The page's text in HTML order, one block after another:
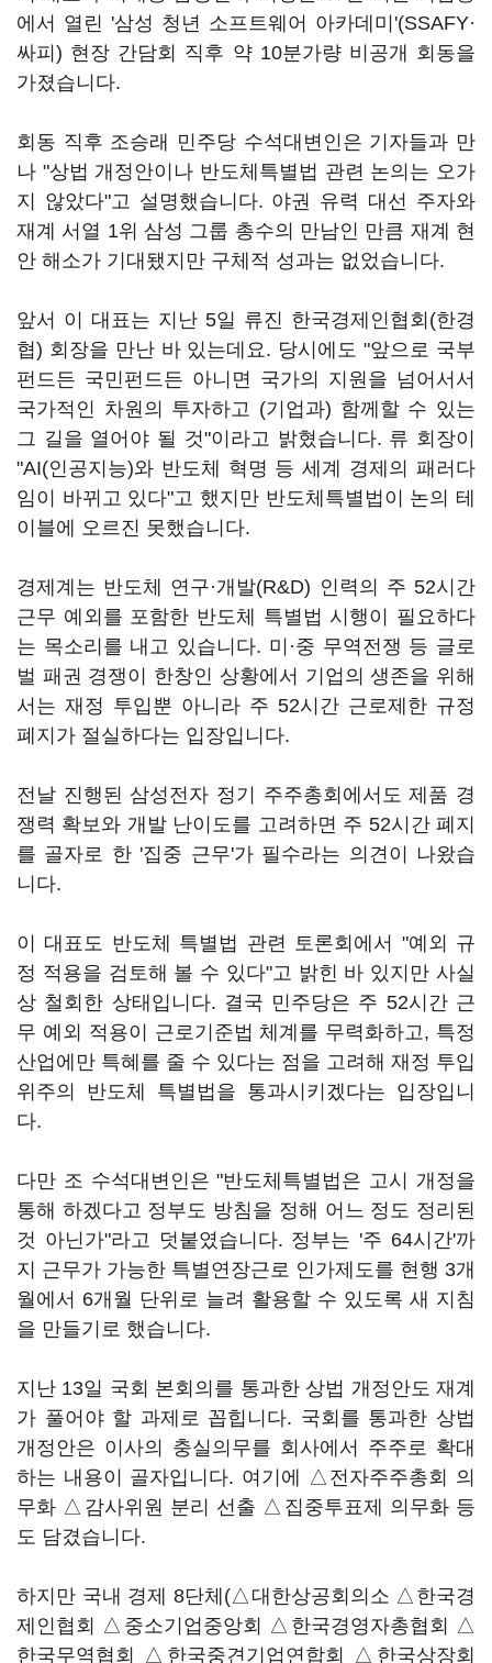
에서 열린 '삼성 청년 소프트웨어 아카데미'(SSAFY·
싸피) 현장 간담회 직후 약 10분가량 비공개 회동을
가졌습니다.
회동 직후 조승래 민주당 수석대변인은 기자들과 만
나 "상법 개정안이나 반도체특별법 관련 논의는 오가
지 않았다"고 설명했습니다. 야권 유력 대선 주자와
재계 서열 1위 삼성 그룹 총수의 만남인 만큼 재계 현
안 해소가 기대됐지만 구체적 성과는 없었습니다.
앞서 이 대표는 지난 5일 류진 한국경제인협회(한경
협) 회장을 만난 바 있는데요. 당시에도 "앞으로 국부
펀드든 국민펀드든 아니면 국가의 지원을 넘어서서
국가적인 차원의 투자하고 (기업과) 함께할 수 있는
그 길을 열어야 될 것"이라고 밝혔습니다. 류 회장이
"AI(인공지능)와 반도체 혁명 등 세계 경제의 패러다
임이 바뀌고 있다"고 했지만 반도체특별법이 논의 테
이블에 오르진 못했습니다.
경제계는 반도체 연구·개발(R&D) 인력의 주 52시간
근무 예외를 포함한 반도체 특별법 시행이 필요하다
는 목소리를 내고 있습니다. 미·중 무역전쟁 등 글로
벌 패권 경쟁이 한창인 상황에서 기업의 생존을 위해
서는 재정 투입뿐 아니라 주 52시간 근로제한 규정
폐지가 절실하다는 입장입니다.
전날 진행된 삼성전자 정기 주주총회에서도 제품 경
쟁력 확보와 개발 난이도를 고려하면 주 52시간 폐지
를 골자로 한 '집중 근무'가 필수라는 의견이 나왔습
니다.
이 대표도 반도체 특별법 관련 토론회에서 "예외 규
정 적용을 검토해 볼 수 있다"고 밝힌 바 있지만 사실
상 철회한 상태입니다. 결국 민주당은 주 52시간 근
무 예외 적용이 근로기준법 체계를 무력화하고, 특정
산업에만 특혜를 줄 수 있다는 점을 고려해 재정 투입
위주의 반도체 특별법을 통과시키겠다는 입장입니
다.
다만 조 수석대변인은 "반도체특별법은 고시 개정을
통해 하겠다고 정부도 방침을 정해 어느 정도 정리된
것 아닌가"라고 덧붙였습니다. 정부는 '주 64시간'까
지 근무가 가능한 특별연장근로 인가제도를 현행 3개
월에서 6개월 단위로 늘려 활용할 수 있도록 새 지침
을 만들기로 했습니다.
지난 13일 국회 본회의를 통과한 상법 개정안도 재계
가 풀어야 할 과제로 꼽힙니다. 국회를 통과한 상법
개정안은 이사의 충실의무를 회사에서 주주로 확대
하는 내용이 골자입니다. 여기에 △전자주주총회 의
무화 △감사위원 분리 선출 △집중투표제 의무화 등
도 담겼습니다.
하지만 국내 경제 8단체(△대한상공회의소 △한국경
제인협회 △중소기업중앙회 △한국경영자총협회 △
한국무역협회 △한국중견기업연합회 △한국상장회